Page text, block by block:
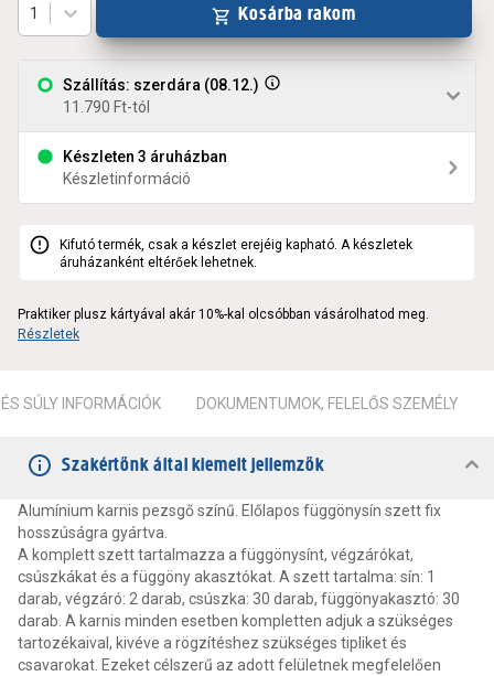
Szállítás: szerdára (08.12.)
11.790 Ft-tól
Készleten 3 áruházban
Készletinformáció
1 Kosárba rakom
Kifutó termék, csak a készlet erejéig kapható. A készletek
áruházanként eltérőek lehetnek.
Praktiker plusz kártyával akár 10%-kal olcsóbban vásárolhatod meg.
Részletek
SÚLY INFORMÁCIÓK DOKUMENTUMOK, FELELŐS SZEMÉLY
Szakértőnk által kiemelt jellemzők
Alumínium karnis pezsgő színű. Előlapos függönysín szett fix
hosszúságra gyártva.
A komplett szett tartalmazza a függönysínt, végzárókat,
csúszkákat és a függöny akasztókat. A szett tartalma: sín: 1
darab, végzáró: 2 darab, csúszka: 30 darab, függönyakasztó: 30
darab. A karnis minden esetben kompletten adjuk a szükséges
tartozékaival, kivéve a rögzítéshez szükséges tipliket és
csavarokat. Ezeket célszerű az adott felületnek megfelelően